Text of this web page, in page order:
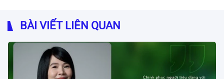
BÀI VIẾT LIÊN QUAN